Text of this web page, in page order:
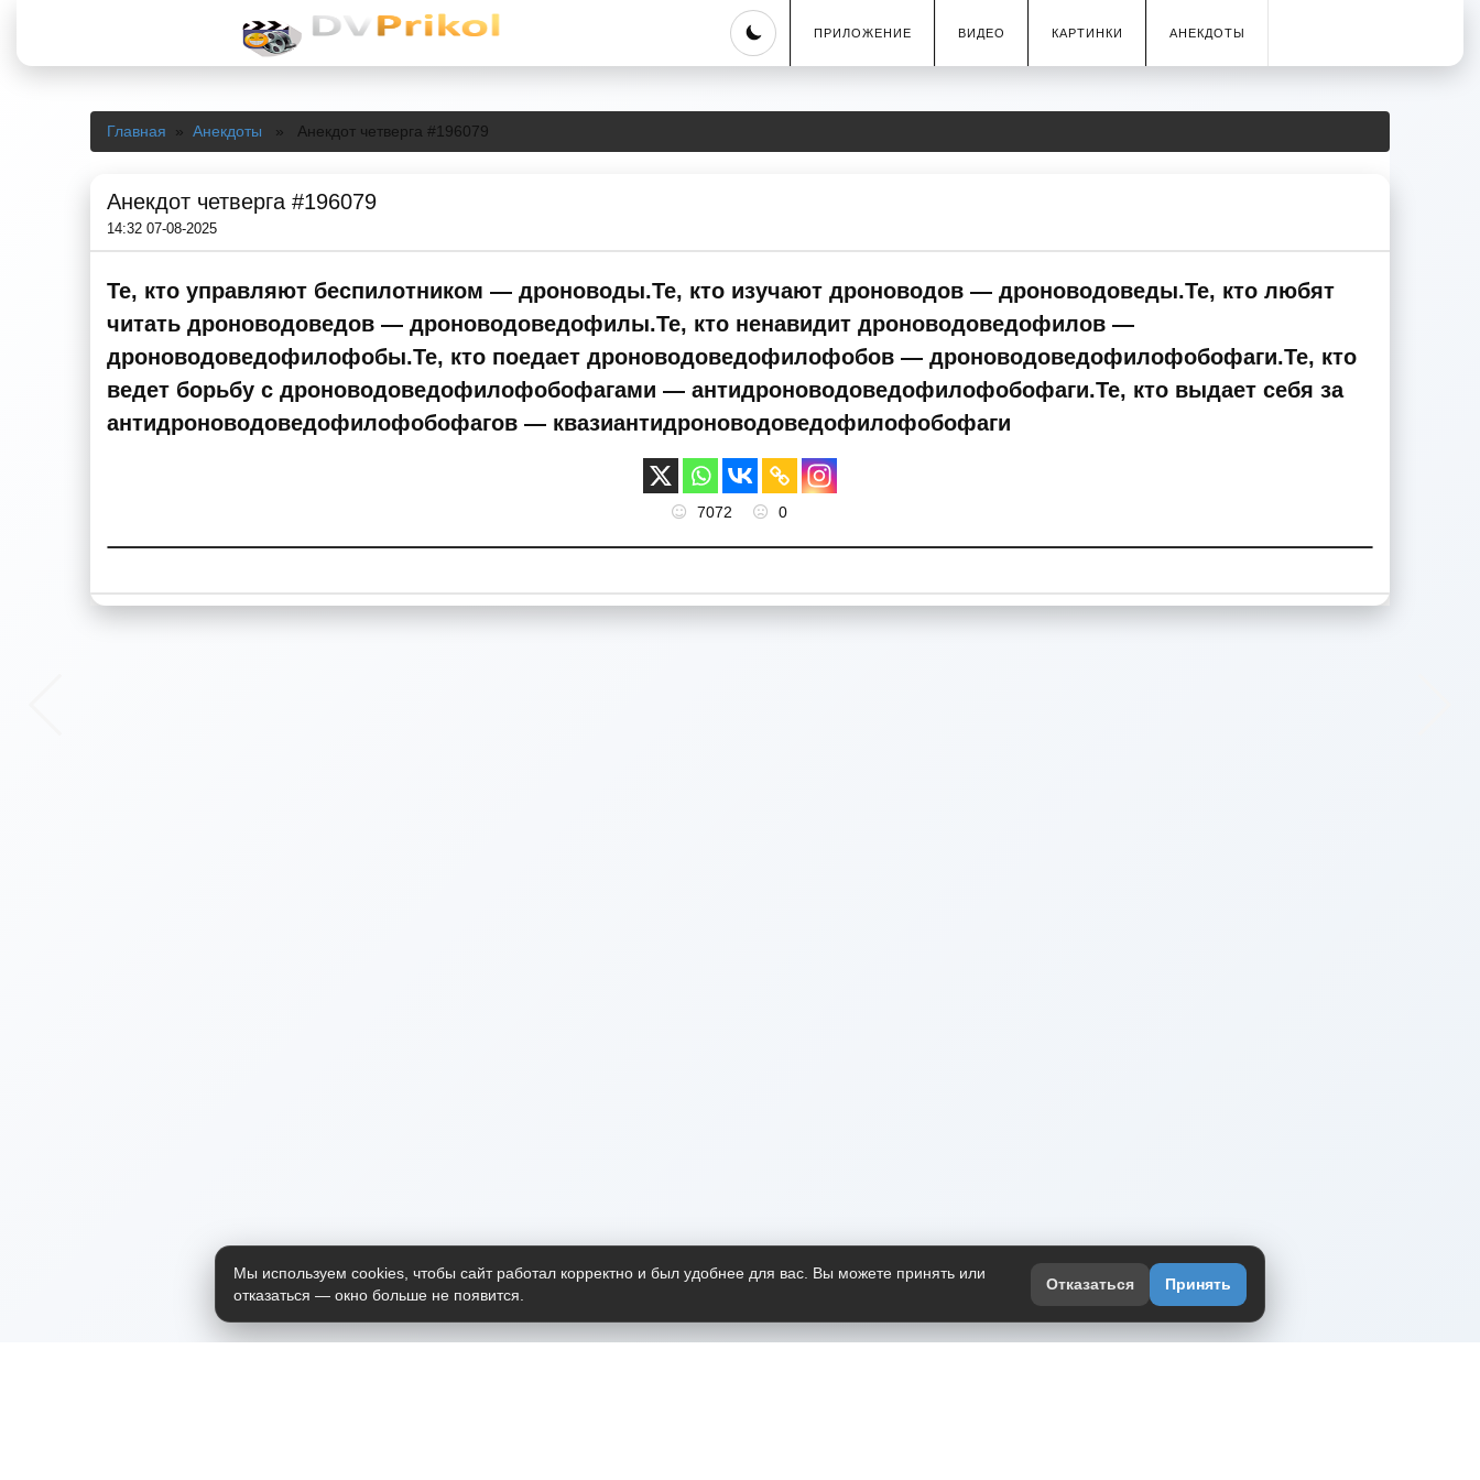
Skip
ПРИЛОЖЕНИЕ ВИДЕО КАРТИНКИ АНЕКДОТЫ
Главная » Анекдоты » Анекдот четверга #196079
Анекдот четверга #196079
14:32 07-08-2025
Те, кто управляют беспилотником — дроноводы.Те, кто изучают дроноводов — дроноводоведы.Те, кто любят
читать дроноводоведов — дроноводоведофилы.Те, кто ненавидит дроноводоведофилов —
дроноводоведофилофобы.Те, кто поедает дроноводоведофилофобов — дроноводоведофилофобофаги.Те, кто
ведет борьбу с дроноводоведофилофобофагами — антидроноводоведофилофобофаги.Те, кто выдает себя за
антидроноводоведофилофобофагов — квазиантидроноводоведофилофобофаги
7072 0
Мы используем cookies, чтобы сайт работал корректно и был удобнее для вас. Вы можете принять или
отказаться — окно больше не появится.
Отказаться Принять